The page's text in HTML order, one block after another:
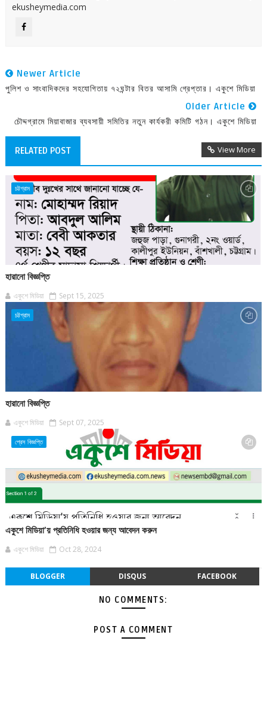
ekusheymedia.com
Newer Article
পুলিশ ও সাংবাদিকদের সহযোগিতায় ৭২ঘন্টার বিতর আসামি গ্রেপ্তার। একুশে মিডিয়া
Older Article
চৌদ্দগ্রামে মিয়াবাজার ব্যবসায়ী সমিতির নতুন কার্যকরী কমিটি গঠন। একুশে মিডিয়া
RELATED POST View More
চট্টগ্রাম
হারানো বিজ্ঞপ্তি
একুশে মিডিয়া Sept 15, 2025
চট্টগ্রাম
হারানো বিজ্ঞপ্তি
একুশে মিডিয়া Sept 07, 2025
প্রেস বিজ্ঞপ্তি
একুশে মিডিয়া’য় প্রতিনিধি হওয়ার জন্য আবেদন করুন
একুশে মিডিয়া Oct 28, 2024
BLOGGER DISQUS FACEBOOK
NO COMMENTS:
POST A COMMENT